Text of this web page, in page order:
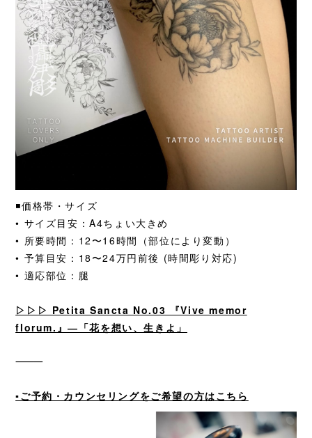
◾️価格帯・サイズ
• サイズ目安：A4ちょい大きめ
• 所要時間：12〜16時間（部位により変動）
• 予算目安：18〜24万円前後 (時間彫り対応)
• 適応部位：腿
▷▷▷ Petita Sancta No.03 『Vive memor
florum.』―「花を想い、生きよ」
⸻
▪️ご予約・カウンセリングをご希望の方はこちら